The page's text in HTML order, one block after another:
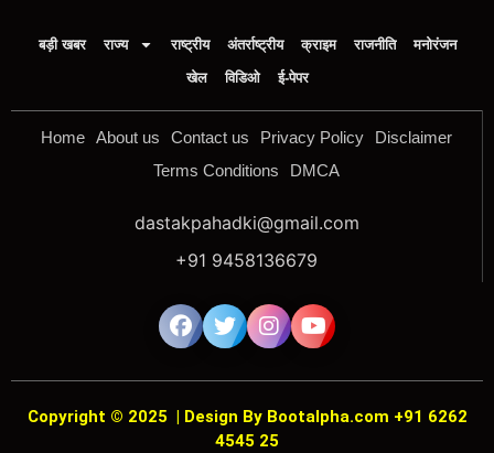
बड़ी खबर राज्य राष्ट्रीय अंतर्राष्ट्रीय क्राइम राजनीति
मनोरंजन
खेल
विडिओ ई-पेपर
Home About us Contact us Privacy Policy
Disclaimer
Terms Conditions
DMCA
dastakpahadki@gmail.com
+91 9458136679
Copyright © 2025 | Design By Bootalpha.com +91 6262
4545 25